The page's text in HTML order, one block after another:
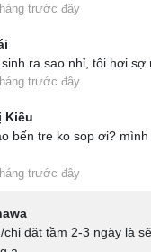
trước đây
ra sao nhỉ, tôi hơi sợ
trước đây
Kiều
bến tre ko sop ơi?
trước đây
chị đặt tầm 2-3 ngày là